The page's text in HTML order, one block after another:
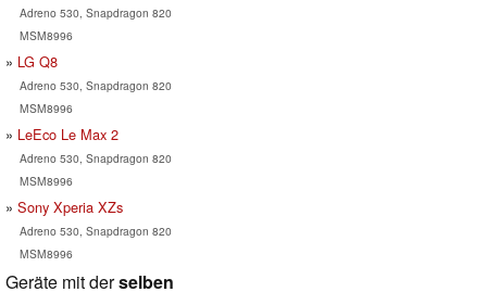
Adreno 530, Snapdragon 820
MSM8996
LG Q8
Adreno 530, Snapdragon 820
MSM8996
LeEco Le Max 2
Adreno 530, Snapdragon 820
MSM8996
Sony Xperia XZs
Adreno 530, Snapdragon 820
MSM8996
Geräte mit derselben